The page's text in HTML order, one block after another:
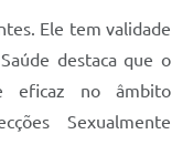
Ele tem validade
destaca que o
eficaz no âmbito
Sexualmente